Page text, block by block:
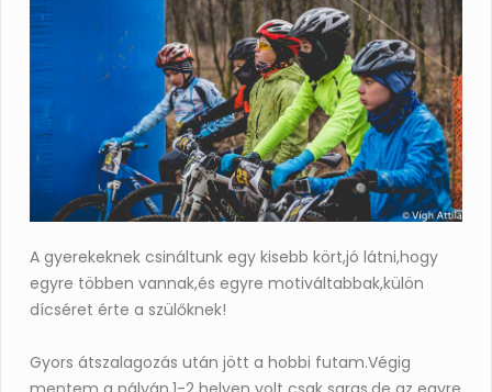
A gyerekeknek csináltunk egy kisebb kört,jó látni,hogy
egyre többen vannak,és egyre motiváltabbak,külön
dícséret érte a szülőknek!
Gyors átszalagozás után jött a hobbi futam.Végig